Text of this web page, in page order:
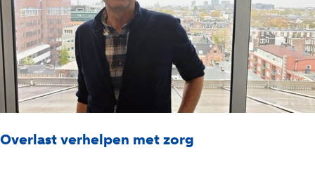
Overlast verhelpen met zorg